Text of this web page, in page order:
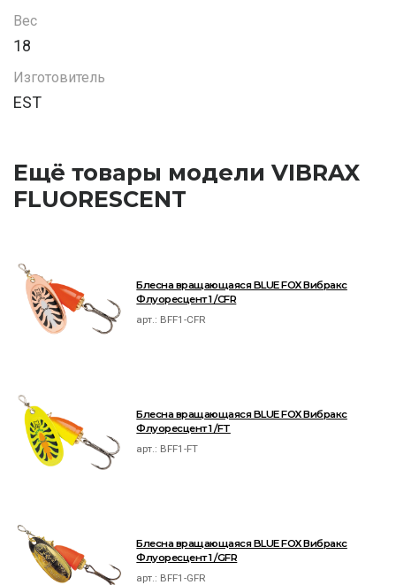
Вес
18
Изготовитель
EST
Ещё товары модели VIBRAX
FLUORESCENT
Блесна вращающаяся BLUE FOX Вибракс
Флуоресцент 1 /CFR
арт.: BFF1-CFR
Блесна вращающаяся BLUE FOX Вибракс
Флуоресцент 1 /FT
арт.: BFF1-FT
Блесна вращающаяся BLUE FOX Вибракс
Флуоресцент 1 /GFR
арт.: BFF1-GFR